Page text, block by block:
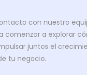
con nuestro
comenzar a explorar
juntos el
tu negocio.